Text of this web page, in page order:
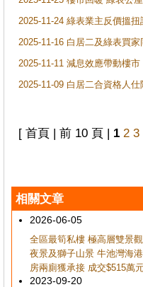
2025-11-24 綠表業主反價搵
2025-11-16 白居二及綠表買
2025-11-11 減息效應帶動樓
2025-11-09 白居二合資格人
[ 首頁 | 前 10 頁 | 1 2 3
相關文章
2026-06-05
全區最筍私樓 極高層雙景
夜景及獅子山景 牛池灣海
房兩廁獲承接 成交$515萬
2023-09-20